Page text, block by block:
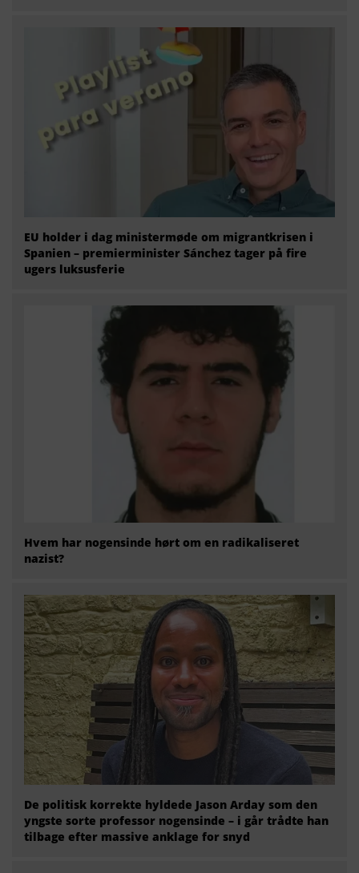
EU holder i dag ministermøde om migrantkrisen i
Spanien – premierminister Sánchez tager på fire
ugers luksusferie
Hvem har nogensinde hørt om en radikaliseret
nazist?
De politisk korrekte hyldede Jason Arday som den
yngste sorte professor nogensinde – i går trådte han
tilbage efter massive anklage for snyd